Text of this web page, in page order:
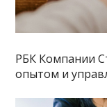
РБК Компании
опытом и